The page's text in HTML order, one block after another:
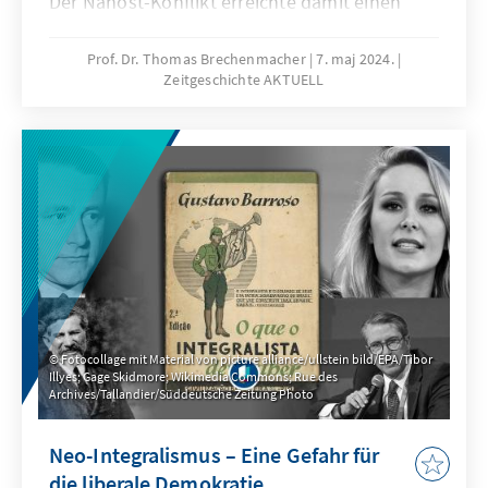
Ursprünge des Konflikts und wie kann die
Unversöhnlichkeit absoluter
der neuen Ausgabe Zeitgeschichte Aktuell
blickt der Historiker Thomas Brechenmacher
auf die wechselvolle Geschichte der Region
und die Hintergründe, die 1948 zur
Staatsgründung Israels führten.
Prof. Dr. Thomas Brechenmacher 7. maj 2024.
Zeitgeschichte AKTUELL
Fotocollage mit Material von picture alliance/ullstein bild/EPA/Tibor
Illyes; Gage Skidmore; Wikimedia Commons; Rue des
Archives/Tallandier/Süddeutsche Zeitung Photo
Neo-Integralismus – Eine Gefahr für